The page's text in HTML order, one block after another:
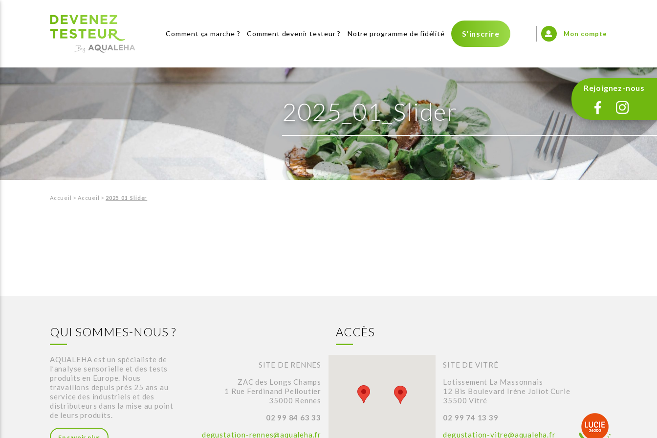
Comment ça marche ? Comment devenir testeur ? Notre programme de fidélité S’inscrire Mon compte
Rejoignez-nous
2025_01_Slider
Accueil >Accueil > 2025_01_Slider
QUI SOMMES-NOUS ?
AQUALEHA est un spécialiste de
l’analyse sensorielle et des tests
produits en Europe. Nous
travaillons depuis près 25 ans au
service des industriels et des
distributeurs dans la mise au point
de leurs produits.
ACCÈS
SITE DE RENNES
ZAC des Longs Champs
1 Rue Ferdinand Pelloutier
35000 Rennes
02 99 84 63 33
degustation-rennes@aqualeha.fr
SITE DE VITRÉ
Lotissement La Massonnais
12 Bis Boulevard Irène Joliot Curie
35500 Vitré
02 99 74 13 39
degustation-vitre@aqualeha.fr